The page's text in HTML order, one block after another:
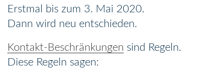
Erstmal bis zum 3. Mai 2020.
Dann wird neu entschieden.
Kontakt-Beschränkungen sind Regeln.
Diese Regeln sagen: